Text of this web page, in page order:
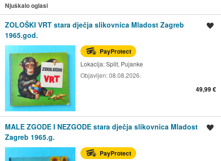
Njuškalo oglasi
ZOLOŠKI VRT stara dječja slikovnica Mladost Zagreb
1965.god.
PayProtect
Lokacija:Split, Pujanke
Objavljen:08.08.2026.
49,99 €
MALE ZGODE I NEZGODE stara dječja slikovnica Mladost
Zagreb 1965.g.
PayProtect